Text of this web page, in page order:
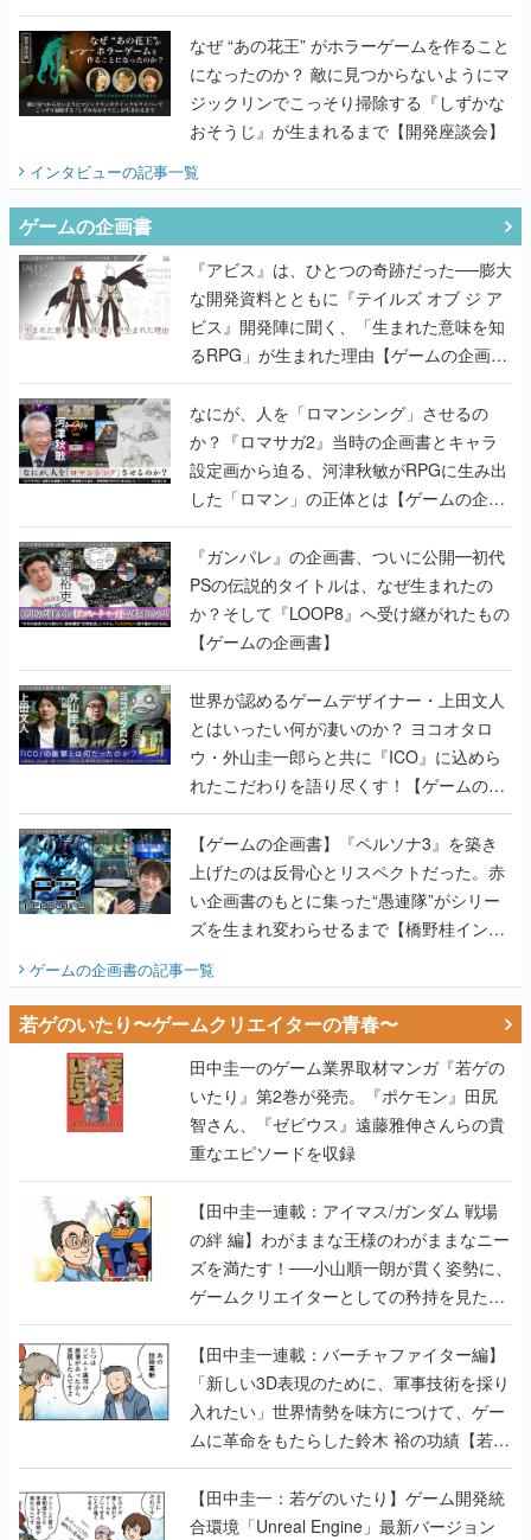
てみた
なぜ “あの花王” がホラーゲームを作ること
になったのか？ 敵に見つからないようにマ
ジックリンでこっそり掃除する『しずかな
おそうじ』が生まれるまで【開発座談会】
インタビューの記事一覧
ゲームの企画書
『アビス』は、ひとつの奇跡だった──膨大
な開発資料とともに『テイルズ オブ ジ ア
ビス』開発陣に聞く、「生まれた意味を知
るRPG」が生まれた理由【ゲームの企画
書】
なにが、人を「ロマンシング」させるの
か？『ロマサガ2』当時の企画書とキャラ
設定画から迫る、河津秋敏がRPGに生み出
した「ロマン」の正体とは【ゲームの企画
書】
『ガンパレ』の企画書、ついに公開━初代
PSの伝説的タイトルは、なぜ生まれたの
か？そして『LOOP8』へ受け継がれたもの
【ゲームの企画書】
世界が認めるゲームデザイナー・上田文人
とはいったい何が凄いのか？ ヨコオタロ
ウ・外山圭一郎らと共に『ICO』に込めら
れたこだわりを語り尽くす！【ゲームの企
画書】
【ゲームの企画書】『ペルソナ3』を築き
上げたのは反骨心とリスペクトだった。赤
い企画書のもとに集った“愚連隊”がシリー
ズを生まれ変わらせるまで【橋野桂インタ
ゲームの企画書の記事一覧
若ゲのいたり〜ゲームクリエイターの青春〜
田中圭一のゲーム業界取材マンガ『若ゲの
いたり』第2巻が発売。『ポケモン』田尻
智さん、『ゼビウス』遠藤雅伸さんらの貴
重なエピソードを収録
【田中圭一連載：アイマス/ガンダム 戦場
の絆 編】わがままな王様のわがままなニー
ズを満たす！──小山順一朗が貫く姿勢に、
ゲームクリエイターとしての矜持を見た
【若ゲのいたり最終回】
【田中圭一連載：バーチャファイター編】
「新しい3D表現のために、軍事技術を採り
入れたい」世界情勢を味方につけて、ゲー
ムに革命をもたらした鈴木 裕の功績【若ゲ
のいたり】
【田中圭一：若ゲのいたり】ゲーム開発統
合環境「Unreal Engine」最新バージョン